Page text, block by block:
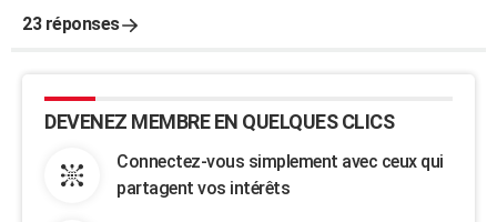
23 réponses
DEVENEZ MEMBRE EN QUELQUES CLICS
Connectez-vous simplement avec ceux qui
partagent vos intérêts